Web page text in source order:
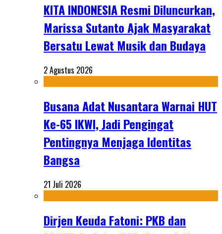
KITA INDONESIA Resmi Diluncurkan,
Marissa Sutanto Ajak Masyarakat
Bersatu Lewat Musik dan Budaya
2 Agustus 2026
Busana Adat Nusantara Warnai HUT
Ke-65 IKWI, Jadi Pengingat
Pentingnya Menjaga Identitas
Bangsa
21 Juli 2026
Dirjen Keuda Fatoni: PKB dan